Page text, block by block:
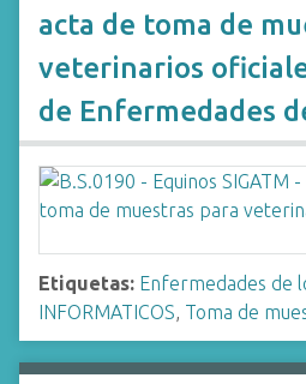
acta de toma de
veterinarios
de Enfermedades
Etiquetas: Enfermedades de
INFORMATICOS, Toma de